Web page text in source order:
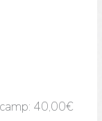
40,00€